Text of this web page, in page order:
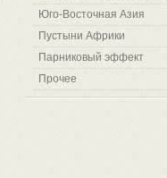
Юго-Восточная Азия
Пустыни Африки
Парниковый эффект
Прочее